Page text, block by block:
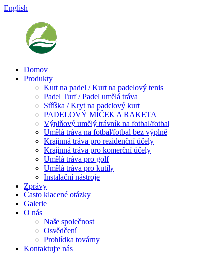
English
Domov
Produkty
Kurt na padel / Kurt na padelový tenis
Padel Turf / Padel umělá tráva
Stříška / Kryt na padelový kurt
PADELOVÝ MÍČEK A RAKETA
Výplňový umělý trávník na fotbal/fotbal
Umělá tráva na fotbal/fotbal bez výplně
Krajinná tráva pro rezidenční účely
Krajinná tráva pro komerční účely
Umělá tráva pro golf
Umělá tráva pro kutily
Instalační nástroje
Zprávy
Často kladené otázky
Galerie
O nás
Naše společnost
Osvědčení
Prohlídka továrny
Kontaktujte nás